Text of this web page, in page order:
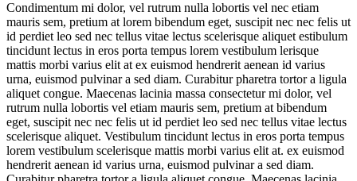
Condimentum mi dolor, vel rutrum nulla lobortis vel nec etiam
mauris sem, pretium at lorem bibendum eget, suscipit nec nec felis ut
id perdiet leo sed nec tellus vitae lectus scelerisque aliquet estibulum
tincidunt lectus in eros porta tempus lorem vestibulum lerisque
mattis morbi varius elit at ex euismod hendrerit aenean id varius
urna, euismod pulvinar a sed diam. Curabitur pharetra tortor a ligula
aliquet congue. Maecenas lacinia massa consectetur mi dolor, vel
rutrum nulla lobortis vel etiam mauris sem, pretium at bibendum
eget, suscipit nec nec felis ut id perdiet leo sed nec tellus vitae lectus
scelerisque aliquet. Vestibulum tincidunt lectus in eros porta tempus
lorem vestibulum scelerisque mattis morbi varius elit at. ex euismod
hendrerit aenean id varius urna, euismod pulvinar a sed diam.